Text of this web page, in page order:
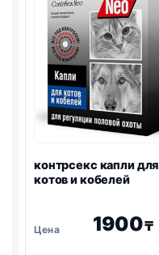
контрсекс капли для
котов и кобелей
1900₸